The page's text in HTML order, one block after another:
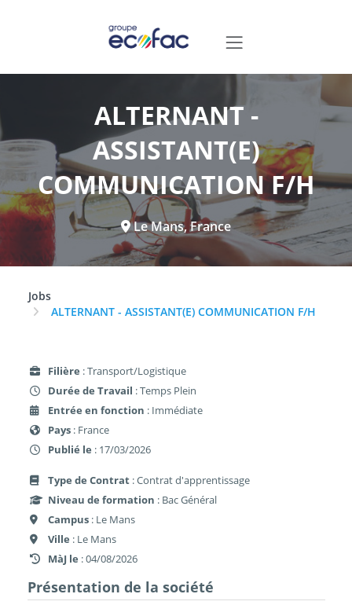
ALTERNANT -
ASSISTANT(E)
COMMUNICATION F/H
Le Mans, France
Jobs
ALTERNANT - ASSISTANT(E) COMMUNICATION F/H
Filière : Transport/Logistique
Durée de Travail : Temps Plein
Entrée en fonction : Immédiate
Pays : France
Publié le : 17/03/2026
Type de Contrat : Contrat d'apprentissage
Niveau de formation : Bac Général
Campus : Le Mans
Ville : Le Mans
MàJ le : 04/08/2026
Présentation de la société